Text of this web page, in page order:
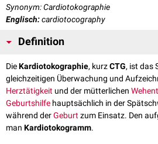
Synonym: Cardiotokographie
Englisch:cardiotocography
Definition
DieKardiotokographie, kurzCTG, ist das
gleichzeitigen Überwachung und
Herztätigkeit und der mütterlichen
Geburtshilfe hauptsächlich in der
während derGeburtzum Einsatz. Den
man Kardiotokogramm.